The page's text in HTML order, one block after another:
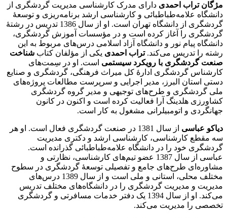
مژگان تراب ‌احمدی دارای مدرک کارشناسی مدیریت گردشگری از
دانشگاه علامه‌طباطبائی و کارشناسی ارشد برنامه‌ریزی و توسعۀ
گردشگری از دانشگاه تهران است. او از سال 1386 تدریس در رشتۀ
گردشگری را آغاز کرده است و در مؤسسات آموزش گردشگری،
دانشگاه پیام نور و دانشگاه آزاد اسلامی درس‌های مربوط به این
رشته را تدریس می‌کند.تراب ‌احمدی یکی از مؤلفان کتاب شناخت
صنعت گردشگری با رویکرد سیستمی است. او در سِمت‌های
کارشناس گردشگری ادارۀ کل میراث فرهنگی، گردشگری و صنایع
‌دستی استان البرز، مدیر اجرایی و سرپرست مطالعات پروژه‌های
ملی گردشگری و طرح‌های توجیهی و مدیر گروه گردشگری
کشاورزی هلدینگ آرا فعالیت کرده است و اکنون در کانون
جهانگردی و اتومبیلرانی مشغول به کار است.
دیاکو عباسی
از سال 1381 در صنعت گردشگری فعال است. او هر
سه مقطع کارشناسی، کارشناسی ارشد و دکتری مدیریت
گردشگری خود را در دانشگاه علامه‌طباطبائی گذرانده است.
عباسی از سال 1387 عضو تیم‌های‌ کارشناسی، نظارتی و
مشاوره‌ای طرح‌های جامع و تفصیلی توسعۀ گردشگری در سطوح
مختلف محلی، استانی و ملی است و از سال 1389 درس‌های
مدیریت و مدیریت گردشگری را در دانشگاه‌های مختلف تدریس
می‌کند. او از سال 1394 یک دفتر خدمات مسافرتی و گردشگری
تخصصی را مدیریت می‌کند.